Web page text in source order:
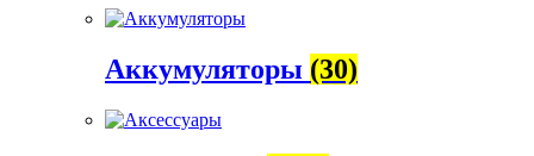
Аккумуляторы (30)